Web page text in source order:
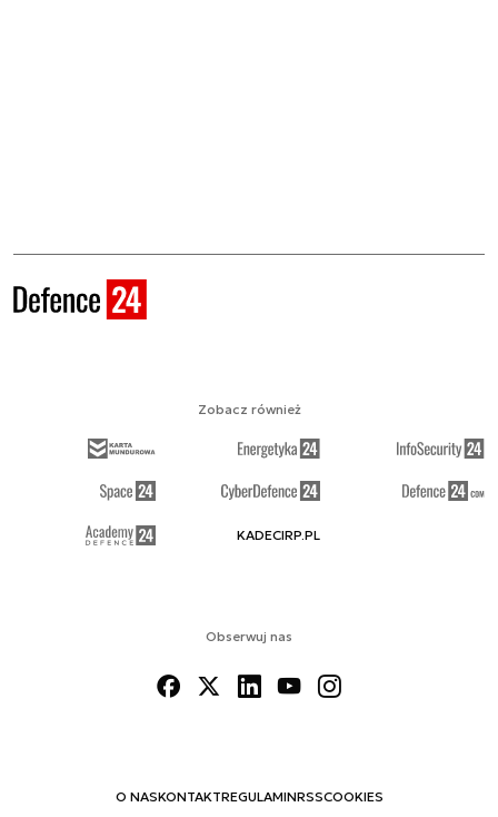
Obserwuj nas
O NASKONTAKTREGULAMINRSSCOOKIES
Zobacz również
KADECIRP.PL